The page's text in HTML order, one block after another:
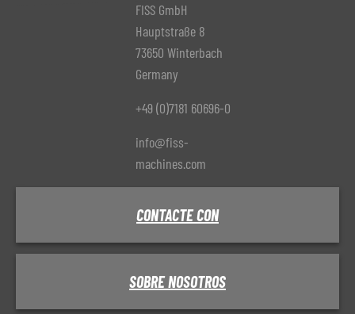
FISS GmbH
Hauptstraße 8
73650 Winterbach
Germany
+49 (0)7181 60696-0
info@fiss-
machines.com
CONTACTE CON
SOBRE NOSOTROS